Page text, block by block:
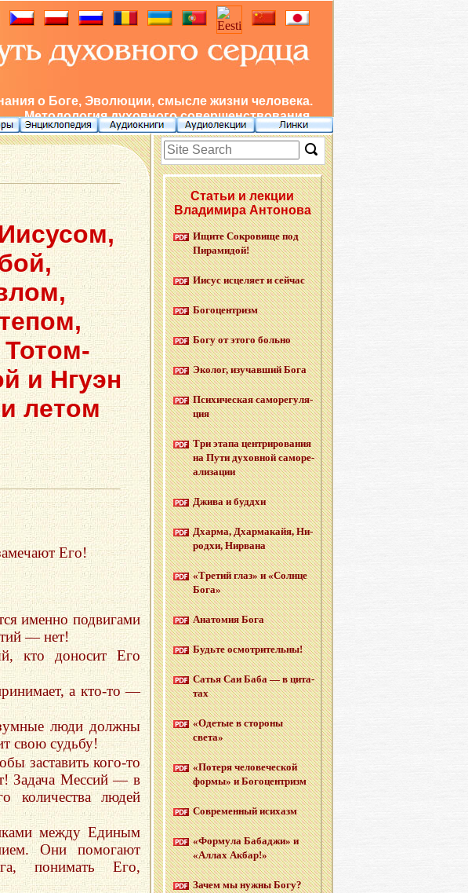
о Боге, Эволюции, смысле жизни человека.
Методология духовного совершенствования.
и Нгуэн
летом
Его!
именно подвигами
— нет!
кто доносит Его
а кто-то —
люди должны
свою судьбу!
заставить кого-то
Задача Мессий — в
количества людей
между Единым
Они помогают
понимать Его,
Статьи и лекции
Владимира Антонова
Ищите Со­кро­ви­ще под
Пи­ра­ми­дой!
Иисус ис­це­ля­ет и сей­час
Бо­го­цен­тризм
Богу от этого боль­но
Эко­лог, изу­чав­ший Бога
Пси­хи­че­ская са­мо­ре­гу­ля­
ция
Три этапа цен­три­ро­ва­ния
на Пути ду­хов­ной са­мо­ре­
а­ли­за­ции
Джива и буд­дхи
Дхар­ма, Дхар­ма­кайя, Ни­
род­хи, Нир­ва­на
«Тре­тий глаз» и «Солн­це
Бога»
Ана­то­мия Бога
Будь­те осмот­ри­тель­ны!
Сатья Саи Баба — в ци­та­
тах
«Оде­тые в сто­ро­ны
света»
«По­те­ря че­ло­ве­че­ской
формы» и Бо­го­цен­тризм
Со­вре­мен­ный ис­и­хазм
«Фор­му­ла Ба­ба­джи» и
«Аллах Акбар!»
Зачем мы нужны Богу?